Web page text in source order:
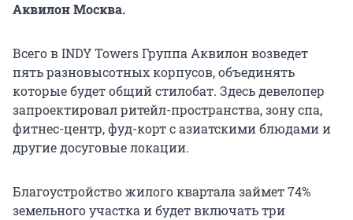
Аквилон Москва.
Всего в INDY Towers Группа Аквилон возведет
пять разновысотных корпусов, объединять
которые будет общий стилобат. Здесь девелопер
запроектировал ритейл-пространства, зону спа,
фитнес-центр, фуд-корт с азиатскими блюдами и
другие досуговые локации.
Благоустройство жилого квартала займет 74%
земельного участка и будет включать три